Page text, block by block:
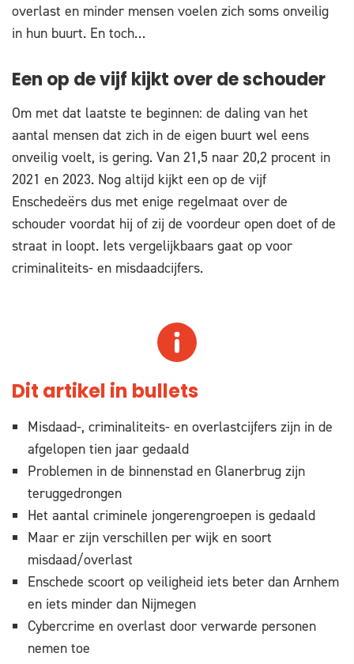
overlast en minder mensen voelen zich soms onveilig
in hun buurt. En toch…
Een op de vijf kijkt over de schouder
Om met dat laatste te beginnen: de daling van het
aantal mensen dat zich in de eigen buurt wel eens
onveilig voelt, is gering. Van 21,5 naar 20,2 procent in
2021 en 2023. Nog altijd kijkt een op de vijf
Enschedeërs dus met enige regelmaat over de
schouder voordat hij of zij de voordeur open doet of de
straat in loopt. Iets vergelijkbaars gaat op voor
criminaliteits- en misdaadcijfers.
Dit artikel in bullets
Misdaad-, criminaliteits- en overlastcijfers zijn in de
afgelopen tien jaar gedaald
Problemen in de binnenstad en Glanerbrug zijn
teruggedrongen
Het aantal criminele jongerengroepen is gedaald
Maar er zijn verschillen per wijk en soort
misdaad/overlast
Enschede scoort op veiligheid iets beter dan Arnhem
en iets minder dan Nijmegen
Cybercrime en overlast door verwarde personen
nemen toe